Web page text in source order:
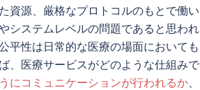
資源、厳格なプロトコルのもとで働い
システムレベルの問題であると思われ
平性は日常的な医療の場面においても
、医療サービスがどのような仕組みで
にコミュニケーションが行われるか、